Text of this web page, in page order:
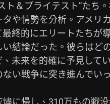
ト＆ブライテスト”たち
タや情勢を分析。アメリ
最終的にエリートたちが
い結論だった。彼らはど
、未来を的確に予見して
ない戦争に突き進んでい
燼に帰し、310万もの戦